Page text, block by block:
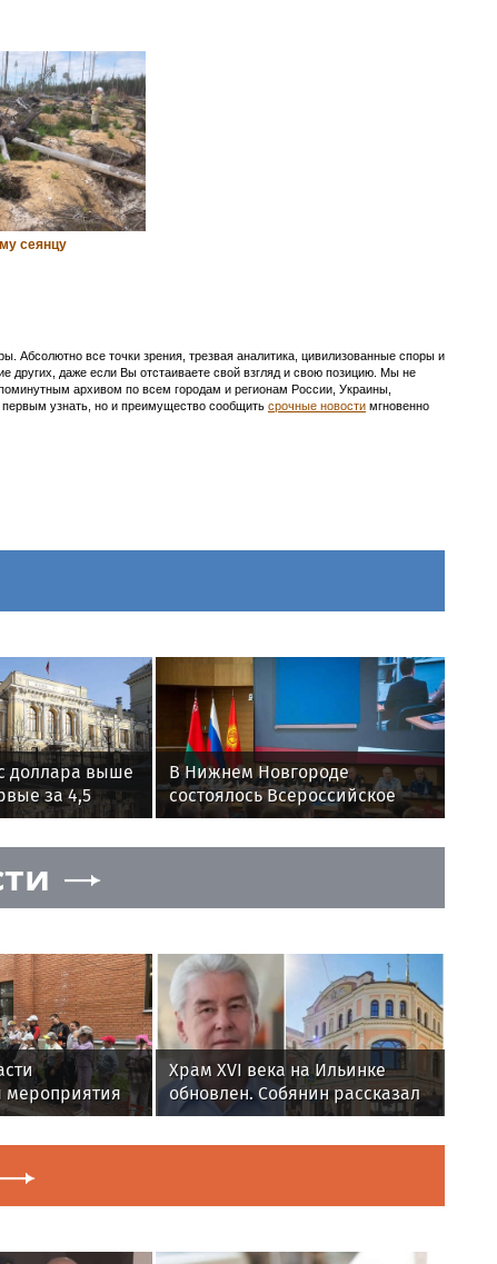
сеянцу
все точки зрения, трезвая аналитика, цивилизованные споры и
других, даже если Вы отстаиваете свой взгляд и свою позицию. Мы не
архивом по всем городам и регионам России, Украины,
узнать, но и преимущество сообщить срочные новости мгновенно
доллара выше
за 4,5
В Нижнем Новгороде
состоялось Всероссийское
совещание-семинар по
вопросам развития
мероприятия
акции
Храм XVI века на Ильинке
обновлен. Собянин рассказал
об итогах работ